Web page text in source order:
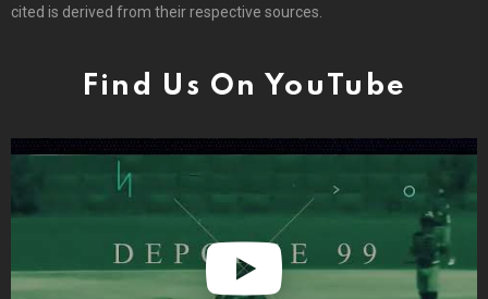
cited is derived from their respective sources.
Find Us On YouTube